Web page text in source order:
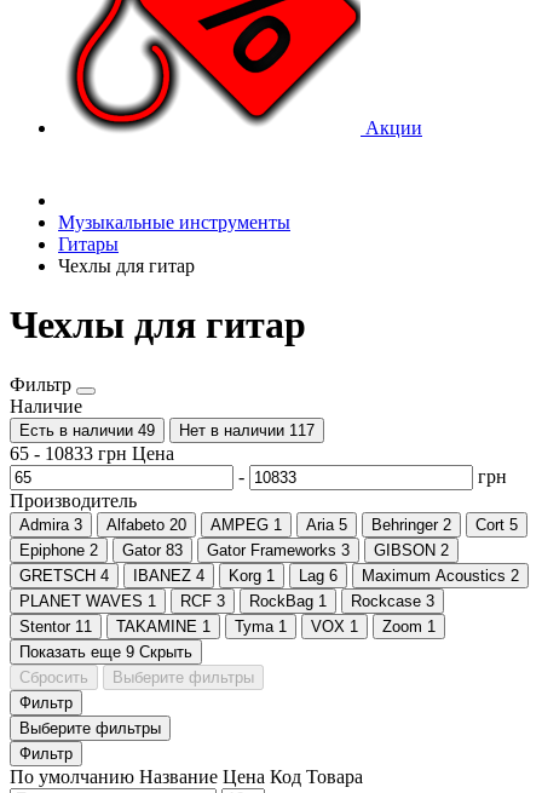
Акции
Музыкальные инструменты
Гитары
Чехлы для гитар
Чехлы для гитар
Фильтр
Наличие
Есть в наличии 49 Нет в наличии 117
65 - 10833 грн Цена
-
грн
Производитель
Admira 3 Alfabeto 20 AMPEG 1 Aria 5 Behringer 2 Cort 5
Epiphone 2 Gator 83 Gator Frameworks 3 GIBSON 2
GRETSCH 4 IBANEZ 4 Korg 1 Lag 6 Maximum Acoustics 2
PLANET WAVES 1 RCF 3 RockBag 1 Rockcase 3
Stentor 11 TAKAMINE 1 Tyma 1 VOX 1 Zoom 1
Показать еще 9 Скрыть
Сбросить
Выберите фильтры
Фильтр
Выберите фильтры
Фильтр
По умолчанию Название Цена Код Товара